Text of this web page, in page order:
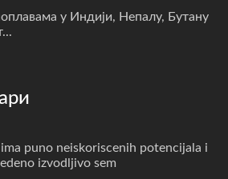
у Индији, Непалу, Бутану
ima puno neiskoriscenih potencijala i
izvodljivo sem